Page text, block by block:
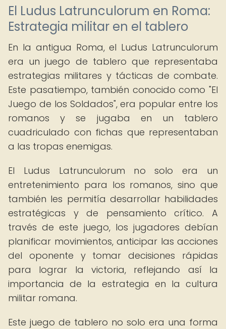
El Ludus Latrunculorum en Roma:
Estrategia militar en el tablero
En la antigua Roma, el Ludus Latrunculorum
era un juego de tablero que representaba
estrategias militares y tácticas de combate.
Este pasatiempo, también conocido como "El
Juego de los Soldados", era popular entre los
romanos y se jugaba en un tablero
cuadriculado con fichas que representaban
a las tropas enemigas.
El Ludus Latrunculorum no solo era un
entretenimiento para los romanos, sino que
también les permitía desarrollar habilidades
estratégicas y de pensamiento crítico. A
través de este juego, los jugadores debían
planificar movimientos, anticipar las acciones
del oponente y tomar decisiones rápidas
para lograr la victoria, reflejando así la
importancia de la estrategia en la cultura
militar romana.
Este juego de tablero no solo era una forma